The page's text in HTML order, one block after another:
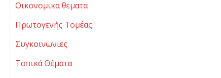
Οικονομικα θεματα
Πρωτογενής Τομέας
Συγκοινωνιες
Τοπικά Θέματα